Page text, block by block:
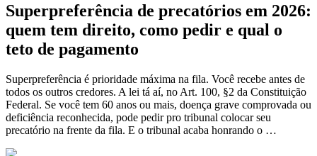
Superpreferência de precatórios em 2026:
quem tem direito, como pedir e qual o
teto de pagamento
Superpreferência é prioridade máxima na fila. Você recebe antes de
todos os outros credores. A lei tá aí, no Art. 100, §2 da Constituição
Federal. Se você tem 60 anos ou mais, doença grave comprovada ou
deficiência reconhecida, pode pedir pro tribunal colocar seu
precatório na frente da fila. E o tribunal acaba honrando o …